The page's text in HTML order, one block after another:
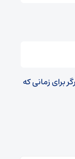
برای زمانی که